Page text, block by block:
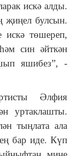
искә алды.
җиңел булсын.
искә төшереп,
син әйткән
яшибез”, -
Әлфия
уртаклашты.
тыңлата ала
бар иде. Күп